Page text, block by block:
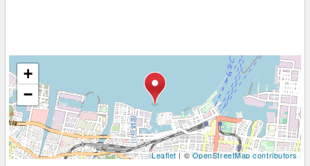
+
−
Leaflet| ©OpenStreetMap contributors